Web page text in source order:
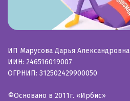
ИП Марусова Дарья Александровна
ИИН: 246516019007
ОГРНИП: 312502429900050
©Основано в 2011г. «Ирбис»